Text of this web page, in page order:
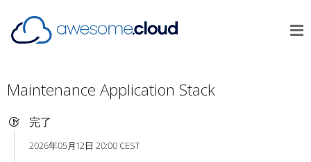
Maintenance Application Stack
完了
2026年05月12日 20:00 CEST